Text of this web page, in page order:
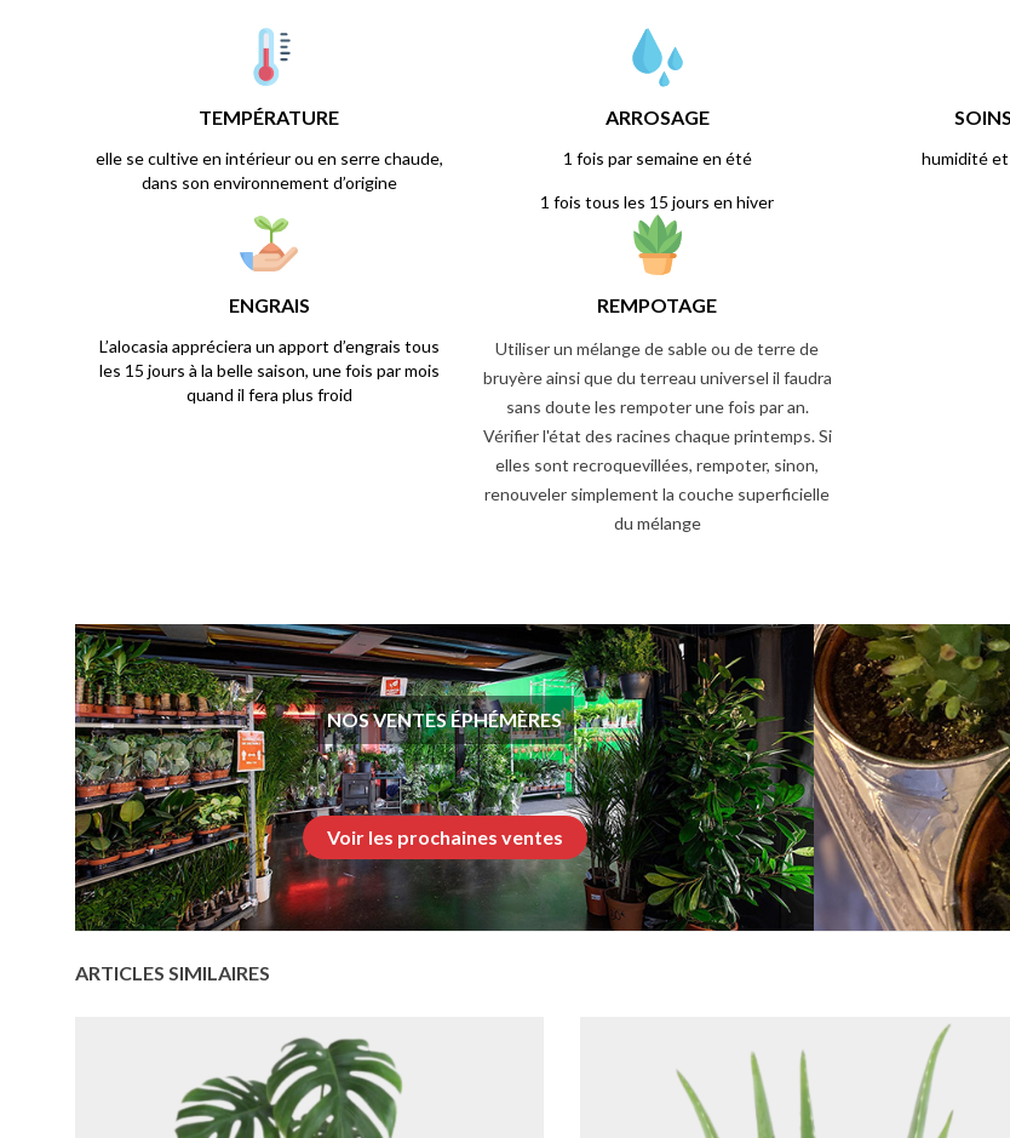
TEMPÉRATURE
elle se cultive en intérieur ou en serre chaude,
dans son environnement d’origine
ARROSAGE
1 fois par semaine en été
1 fois tous les 15 jours en hiver
humidité
ENGRAIS
L’alocasia appréciera un apport d’engrais tous
les 15 jours à la belle saison, une fois par mois
quand il fera plus froid
REMPOTAGE
Utiliser un mélange de sable ou de terre de
bruyère ainsi que du terreau universel il faudra
sans doute les rempoter une fois par an.
Vérifier l'état des racines chaque printemps. Si
elles sont recroquevillées, rempoter, sinon,
renouveler simplement la couche superficielle
du mélange
NOS VENTES ÉPHÉMÈRES
Voir les prochaines ventes
ARTICLES SIMILAIRES